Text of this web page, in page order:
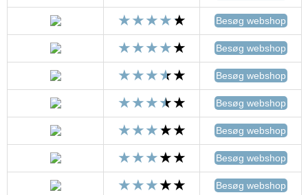
Besøg webshop
Besøg webshop
Besøg webshop
Besøg webshop
Besøg webshop
Besøg webshop
Besøg webshop